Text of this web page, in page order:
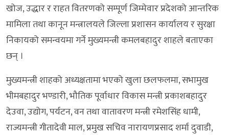
खोज, उद्धार र राहत वितरणको सम्पूर्ण जिम्मेवार प्रदेशको आन्तरिक
मामिला तथा कानून मन्त्रालयले जिल्ला प्रशासन कार्यालय र सुरक्षा
निकायको समन्वयमा गर्ने मुख्यमन्त्री कमलबहादुर शाहले बताएका
छन् ।
मुख्यमन्त्री शाहको अध्यक्षतामा भएको खुला छलफलमा, सभामुख
भीमबहादुर भण्डारी, भौतिक पूर्वाधार विकास मन्त्री प्रकाशबहादुर
देउवा, उद्योग, पर्यटन, वन तथा वातावरण मन्त्री रमेशसिंह धामी,
राज्यमन्त्री गीतादेवी माल, प्रमुख सचिव नारायणप्रसाद शर्मा दुवाडी,